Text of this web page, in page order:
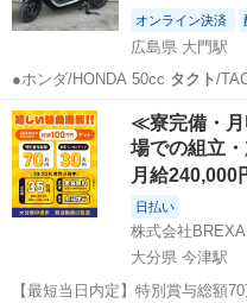
オンライン決済
広島県 大門駅
●ホンダ/HONDA 50cc タクト/
広島 福山市 大門駅
≪寮完備・月
場での組立
月給240,000
日払い
株式会社
大分県 今津駅
【最短当日内定】特別賞与総額